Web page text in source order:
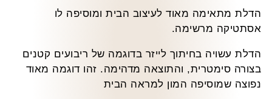
הדלת מתאימה מאוד לעיצוב הבית ומוסיפה לו
אסתטיקה מרשימה.
הדלת עשויה בחיתוך לייזר בדוגמה של ריבועים קטנים
בצורה סימטרית, והתוצאה מדהימה. זהו דוגמה מאוד
נפוצה שמוסיפה המון למראה הבית